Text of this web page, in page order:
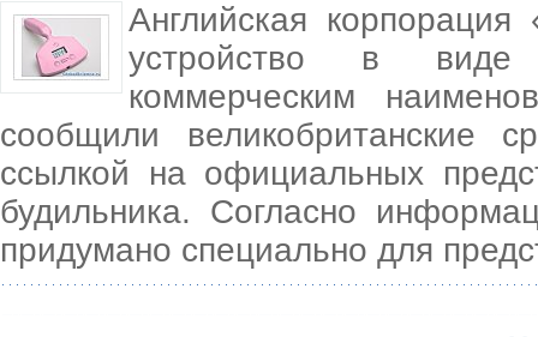
Английская
устройство в виде
коммерческим
сообщили великобританские
ссылкой на официальных
будильника. Согласно
придумано специально для